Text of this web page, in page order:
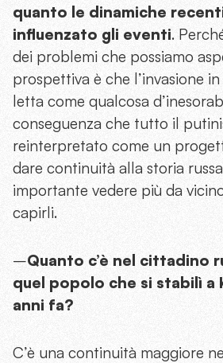
quanto le dinamiche
influenzato gli eventi.
dei problemi che possiamo
prospettiva è che l’invasione
letta come qualcosa
conseguenza che tutto il
reinterpretato come un
dare continuità alla storia
importante vedere più da
capirli.
–Quanto c’è nel cittadino
quel popolo che si stabilì a
anni fa?
C’è una continuità maggiore